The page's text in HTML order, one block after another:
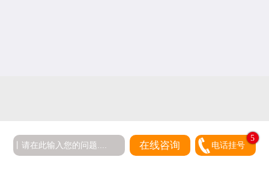
在线咨询 电话挂号
5